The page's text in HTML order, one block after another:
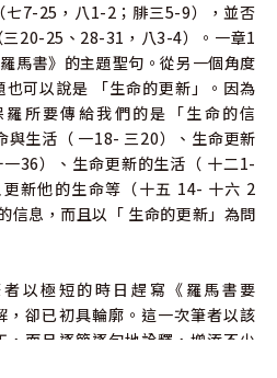
七7-25，八1-2；腓三5-9），並否
20-25、28-31，八3-4）。一章1
馬書》的主題聖句。從另一個角度
可以說是 「生命的更新」。因為
所要傳給我們的是「生命的信
與生活（ 一18- 三20）、生命更新
36）、生命更新的生活（ 十二1-
新他的生命等（十五 14- 十六 2
信息，而且以「 生命的更新」為問
以極短的時日趕寫《羅馬書要
，卻已初具輪廓。這一次筆者以該
，而且逐節逐句地詮釋，增添不少
完成《羅馬書釋義》之著作。